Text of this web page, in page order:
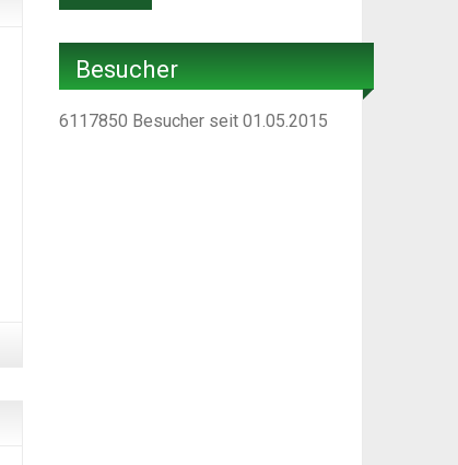
Besucher
6117850 Besucher seit 01.05.2015